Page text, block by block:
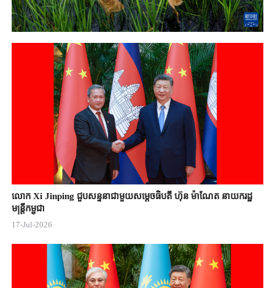
លោក Xi Jinping ជួបសន្ទនាជាមួយសម្តេចធិបតី ហ៊ុន ម៉ាណែត នាយករដ្ឋ
មន្ត្រីកម្ពុជា
17-Jul-2026